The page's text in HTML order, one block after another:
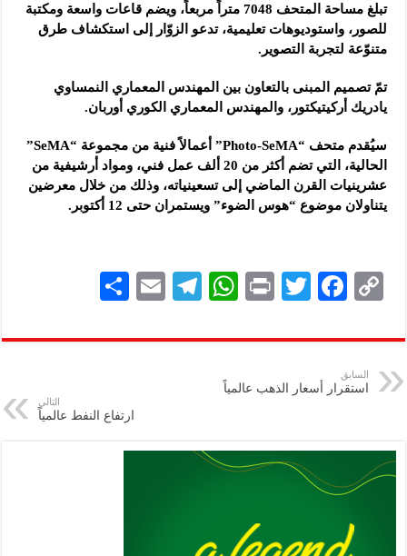
تبلغ مساحة المتحف 7048 متراً مربعاً، ويضم قاعات واسعة ومكتبة
للصور، واستوديوهات تعليمية، تدعو الزوّار إلى استكشاف طرق
متنوّعة لتجربة التصوير.
تمّ تصميم المبنى بالتعاون بين المهندس المعماري النمساوي
يادريك أركيتيكتور، والمهندس المعماري الكوري أوربان.
سيُقدم متحف “Photo-SeMA” أعمالاً فنية من مجموعة “SeMA”
الحالية، التي تضم أكثر من 20 ألف عمل فني، ومواد أرشيفية من
عشرينيات القرن الماضي إلى تسعينياته، وذلك من خلال معرضين
يتناولان موضوع “هوس الضوء” ويستمران حتى 12 أكتوبر.
C
p
y
Li
k
F
eb
k
T
tt
P
nt
W
at
p
Te
gr
E
ai
ar
السابق
استقرار أسعار الذهب عالمياً
التالي
ارتفاع النفط عالمياً